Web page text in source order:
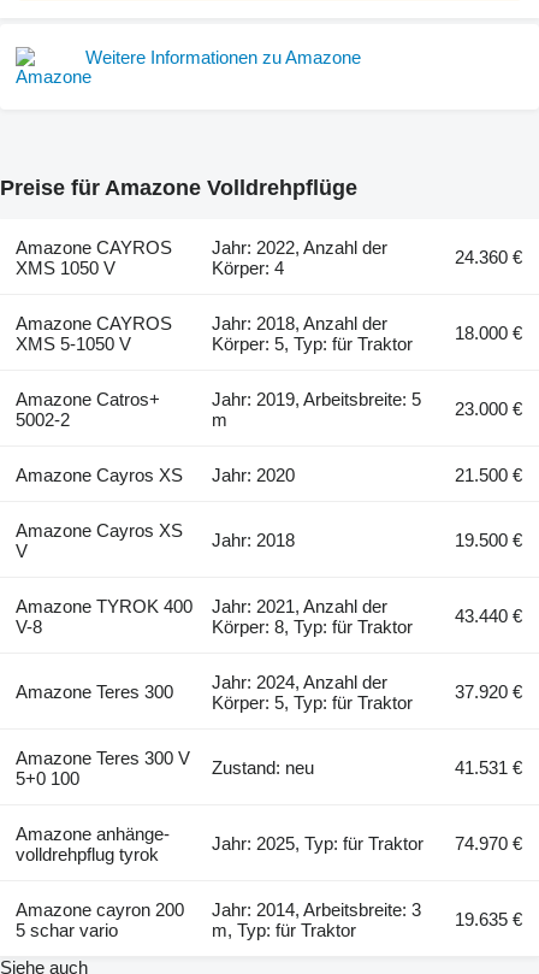
Weitere Informationen zu Amazone
Preise für Amazone Volldrehpflüge
Amazone CAYROS
XMS 1050 V
Jahr: 2022, Anzahl der
Körper: 4
24.360 €
Amazone CAYROS
XMS 5-1050 V
Jahr: 2018, Anzahl der
Körper: 5, Typ: für Traktor
18.000 €
Amazone Catros+
5002-2
Jahr: 2019, Arbeitsbreite: 5
m
23.000 €
Amazone Cayros XS Jahr: 2020 21.500 €
Amazone Cayros XS
V
Jahr: 2018 19.500 €
Amazone TYROK 400
V-8
Jahr: 2021, Anzahl der
Körper: 8, Typ: für Traktor
43.440 €
Amazone Teres 300
Jahr: 2024, Anzahl der
Körper: 5, Typ: für Traktor
37.920 €
Amazone Teres 300 V
5+0 100
Zustand: neu 41.531 €
Amazone anhänge-
volldrehpflug tyrok
Jahr: 2025, Typ: für Traktor 74.970 €
Amazone cayron 200
5 schar vario
Jahr: 2014, Arbeitsbreite: 3
m, Typ: für Traktor
19.635 €
Siehe auch